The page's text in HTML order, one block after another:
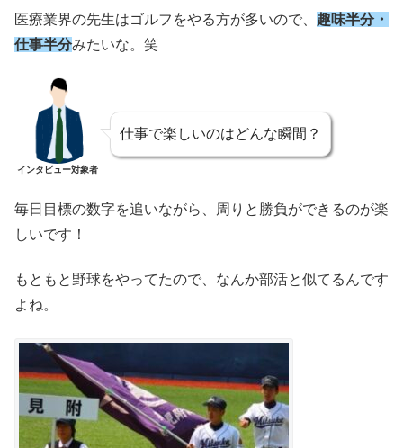
医療業界の先生はゴルフをやる方が多いので、 趣味半分・
仕事半分みたいな。笑
インタビュー対象者
仕事で楽しいのはどんな瞬間？
毎日目標の数字を追いながら、周りと勝負ができるのが楽
しいです！
もともと野球をやってたので、なんか部活と似てるんです
よね。